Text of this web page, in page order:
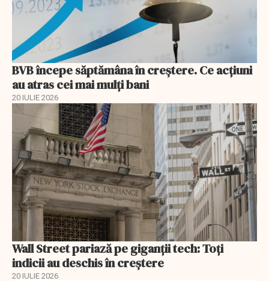
BVB începe săptămâna în creștere. Ce acțiuni
au atras cei mai mulți bani
20 IULIE 2026
Wall Street pariază pe giganții tech: Toți
indicii au deschis în creștere
20 IULIE 2026